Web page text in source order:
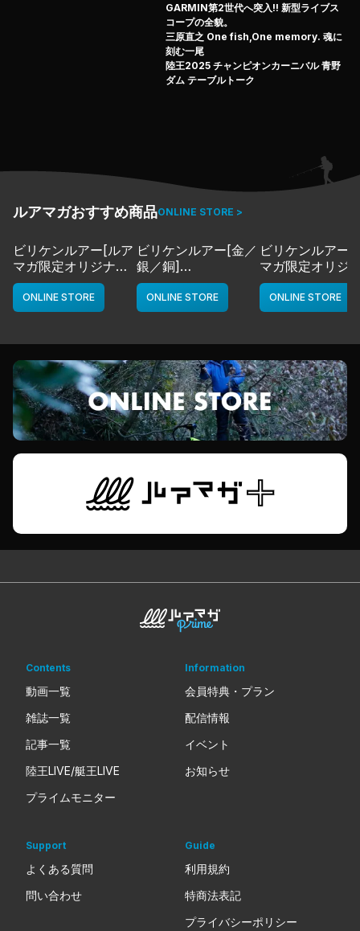
GARMIN第2世代へ突入!! 新型ライブス
コープの全貌。
三原直之 One fish,One memory. 魂に
刻む一尾
陸王2025 チャンピオンカーニバル 青野
ダム テーブルトーク
ルアマガおすすめ商品ONLINE STORE >
ビリケンルアー[ルア
マガ限定オリジナル
カラー／LMチャー
ト]
deps
ONLINE STORE
ビリケンルアー[金／
銀／銅]
deps
ONLINE STORE
ビリケンルアー[
マガ限定オリジ
カラー／LMボー
ワイト]
deps
ONLINE STORE
Contents
動画一覧
雑誌一覧
記事一覧
陸王LIVE/艇王LIVE
プライムモニター
Information
会員特典・プラン
配信情報
イベント
お知らせ
Support
よくある質問
問い合わせ
Guide
利用規約
特商法表記
プライバシーポリシー